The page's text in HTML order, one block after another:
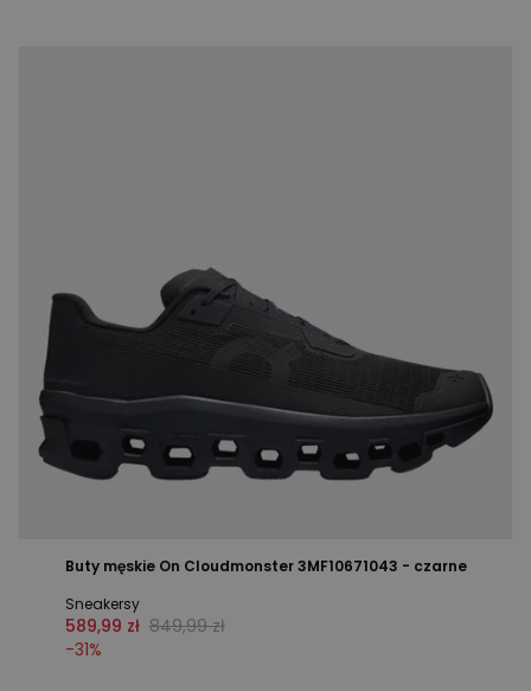
Buty męskie On Cloudmonster 3MF10671043 - czarne
Sneakersy
589,99 zł 849,99 zł
-31%